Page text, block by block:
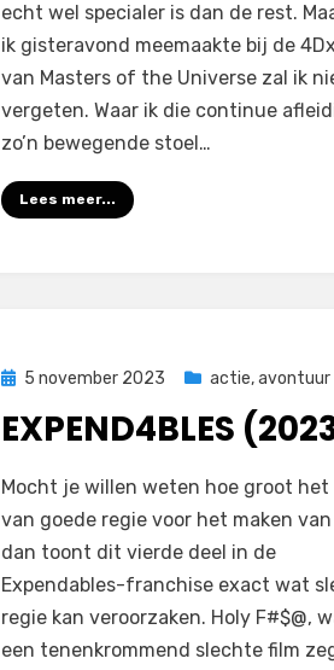
echt wel specialer is dan de rest.
ik gisteravond meemaakte bij de
van Masters of the Universe zal ik
vergeten. Waar ik die continue
zo’n bewegende stoel…
Lees meer...
Geplaatst
5 november 2023 actie,avontuur
EXPEND4BLES
door Filmofiel.nl
Mocht je willen weten hoe groot het
van goede regie voor het maken van
dan toont dit vierde deel in de
Expendables-franchise exact wat
regie kan veroorzaken. Holy F#$@,
een tenenkrommend slechte film